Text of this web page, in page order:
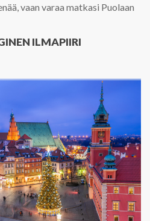
vaan varaa matkasi Puolaan
ILMAPIIRI